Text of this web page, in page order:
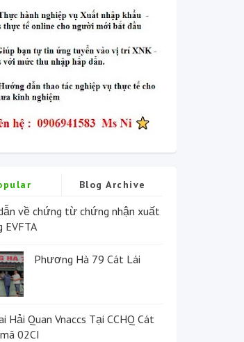
Blog Archive
về chứng từ chứng nhận xuất
Phương Hà 79 Cát Lái
Hải Quan Vnaccs Tại CCHQ Cát
02CI